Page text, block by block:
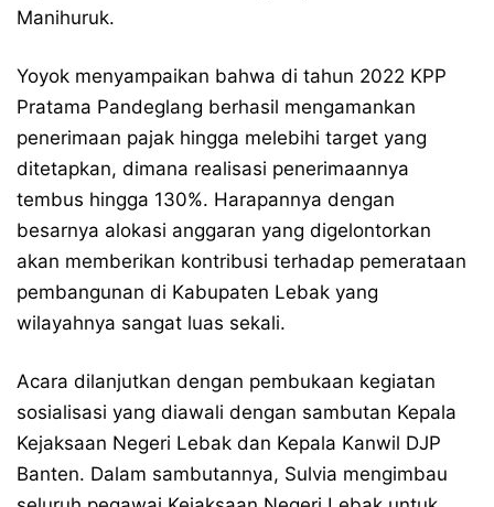
Manihuruk.
Yoyok menyampaikan bahwa di tahun 2022 KPP
Pratama Pandeglang berhasil mengamankan
penerimaan pajak hingga melebihi target yang
ditetapkan, dimana realisasi penerimaannya
tembus hingga 130%. Harapannya dengan
besarnya alokasi anggaran yang digelontorkan
akan memberikan kontribusi terhadap pemerataan
pembangunan di Kabupaten Lebak yang
wilayahnya sangat luas sekali.
Acara dilanjutkan dengan pembukaan kegiatan
sosialisasi yang diawali dengan sambutan Kepala
Kejaksaan Negeri Lebak dan Kepala Kanwil DJP
Banten. Dalam sambutannya, Sulvia mengimbau